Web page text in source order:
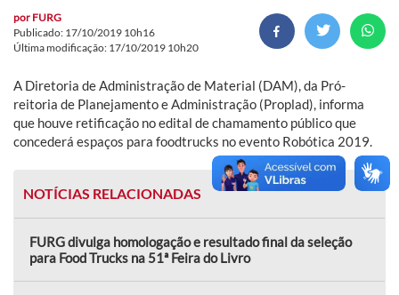
por FURG
Publicado: 17/10/2019 10h16
Última modificação: 17/10/2019 10h20
A Diretoria de Administração de Material (DAM), da Pró-
reitoria de Planejamento e Administração (Proplad), informa
que houve retificação no edital de chamamento público que
concederá espaços para foodtrucks no evento Robótica 2019.
NOTÍCIAS RELACIONADAS
FURG divulga homologação e resultado final da seleção
para Food Trucks na 51ª Feira do Livro